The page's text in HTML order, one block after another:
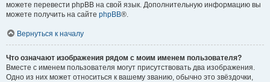
можете перевести phpBB на свой язык. Дополнительную информацию вы
можете получить на сайте phpBB®.
Вернуться к началу
Что означают изображения рядом с моим именем пользователя?
Вместе с именем пользователя могут присутствовать два изображения.
Одно из них может относиться к вашему званию, обычно это звёздочки,